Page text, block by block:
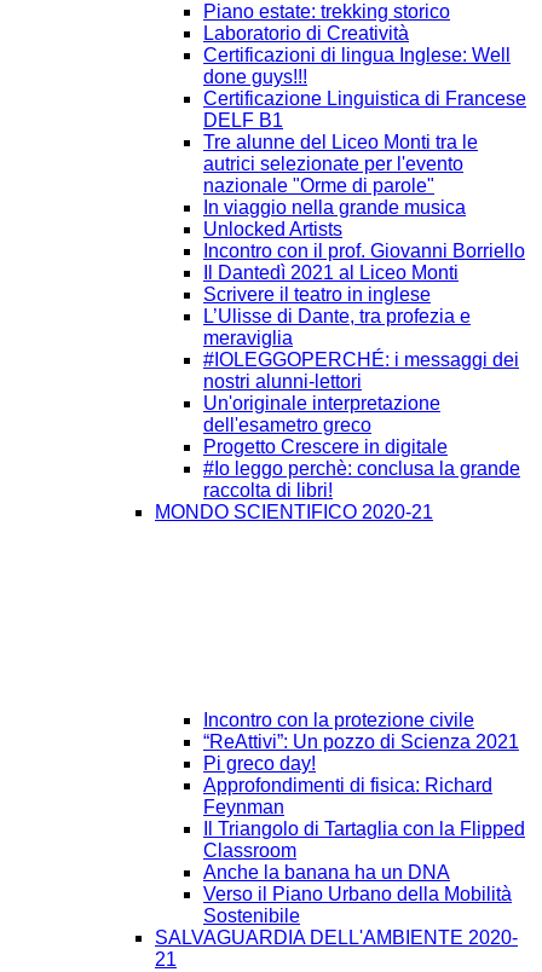
Piano estate: trekking storico
Laboratorio di Creatività
Certificazioni di lingua Inglese: Well
done guys!!!
Certificazione Linguistica di Francese
DELF B1
Tre alunne del Liceo Monti tra le
autrici selezionate per l'evento
nazionale "Orme di parole"
In viaggio nella grande musica
Unlocked Artists
Incontro con il prof. Giovanni Borriello
Il Dantedì 2021 al Liceo Monti
Scrivere il teatro in inglese
L’Ulisse di Dante, tra profezia e
meraviglia
#IOLEGGOPERCHÉ: i messaggi dei
nostri alunni-lettori
Un'originale interpretazione
dell'esametro greco
Progetto Crescere in digitale
#Io leggo perchè: conclusa la grande
raccolta di libri!
MONDO SCIENTIFICO 2020-21
Incontro con la protezione civile
“ReAttivi”: Un pozzo di Scienza 2021
Pi greco day!
Approfondimenti di fisica: Richard
Feynman
Il Triangolo di Tartaglia con la Flipped
Classroom
Anche la banana ha un DNA
Verso il Piano Urbano della Mobilità
Sostenibile
SALVAGUARDIA DELL'AMBIENTE 2020-
21